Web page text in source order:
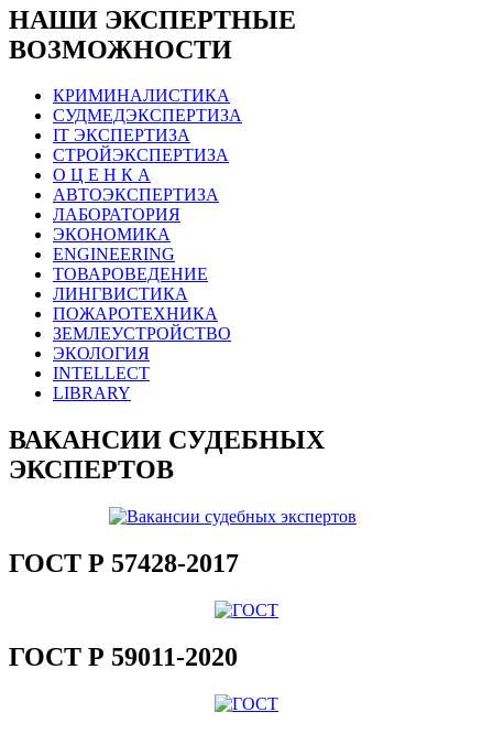
НАШИ ЭКСПЕРТНЫЕ
ВОЗМОЖНОСТИ
КРИМИНАЛИСТИКА
СУДМЕДЭКСПЕРТИЗА
IT ЭКСПЕРТИЗА
СТРОЙЭКСПЕРТИЗА
О Ц Е Н К А
АВТОЭКСПЕРТИЗА
ЛАБОРАТОРИЯ
ЭКОНОМИКА
ENGINEERING
ТОВАРОВЕДЕНИЕ
ЛИНГВИСТИКА
ПОЖАРОТЕХНИКА
ЗЕМЛЕУСТРОЙСТВО
ЭКОЛОГИЯ
INTELLECT
LIBRARY
ВАКАНСИИ СУДЕБНЫХ
ЭКСПЕРТОВ
ГОСТ Р 57428-2017
ГОСТ Р 59011-2020